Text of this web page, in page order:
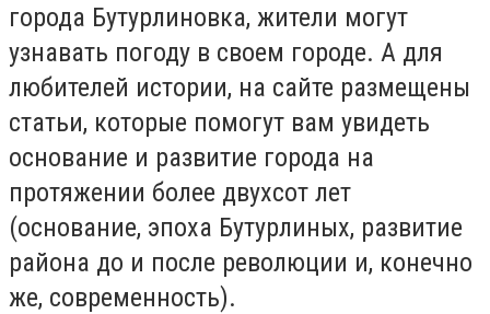
города Бутурлиновка, жители могут
узнавать погоду в своем городе. А для
любителей истории, на сайте размещены
статьи, которые помогут вам увидеть
основание и развитие города на
протяжении более двухсот лет
(основание, эпоха Бутурлиных, развитие
района до и после революции и, конечно
же, современность).